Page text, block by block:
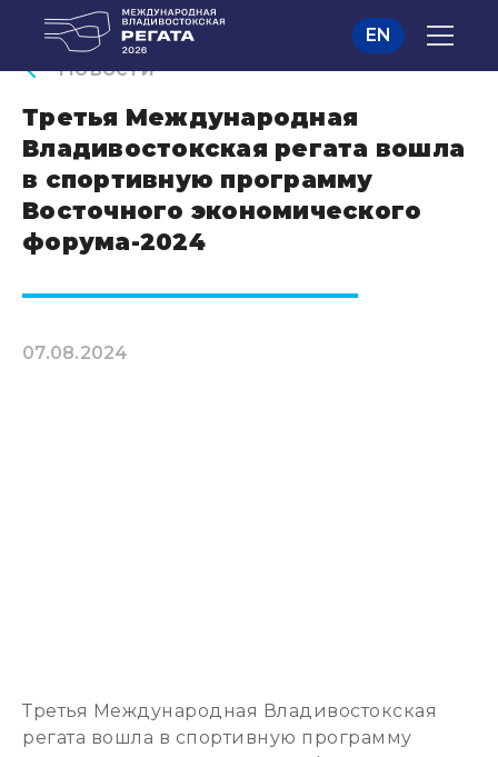
EN
Новости
Третья Международная
Владивостокская регата вошла
в спортивную программу
Восточного экономического
форума-2024
07.08.2024
Третья Международная Владивостокская
регата вошла в спортивную программу